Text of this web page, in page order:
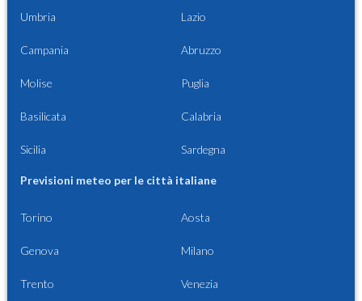
Umbria Lazio
Campania Abruzzo
Molise Puglia
Basilicata Calabria
Sicilia Sardegna
Previsioni meteo per le città italiane
Torino Aosta
Genova Milano
Trento Venezia